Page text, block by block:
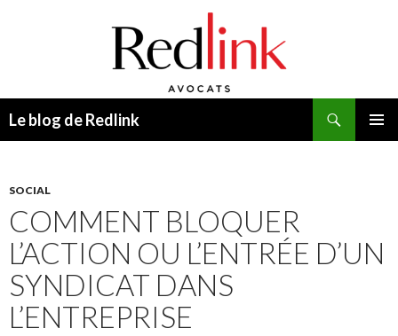
Le blog de Redlink
SOCIAL
COMMENT BLOQUER
L’ACTION OU L’ENTRÉE D’UN
SYNDICAT DANS
L’ENTREPRISE